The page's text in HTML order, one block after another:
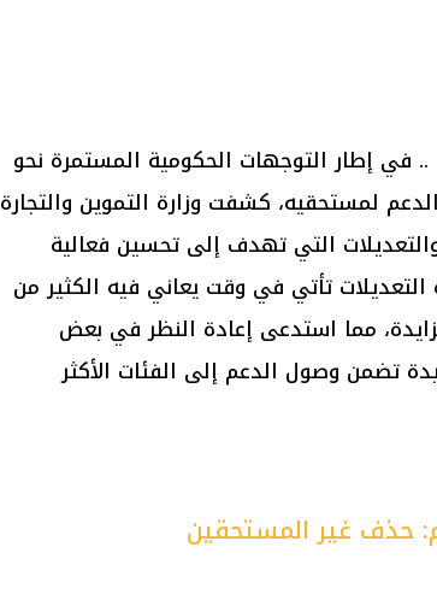
.. في إطار التوجهات الحكومية المستمرة نحو
الدعم لمستحقيه، كشفت وزارة التموين والتجارة
التي تهدف إلى تحسين فعالية
تأتي في وقت يعاني فيه الكثير من
مما استدعى إعادة النظر في بعض
تضمن وصول الدعم إلى الفئات الأكثر
حذف غير المستحقين